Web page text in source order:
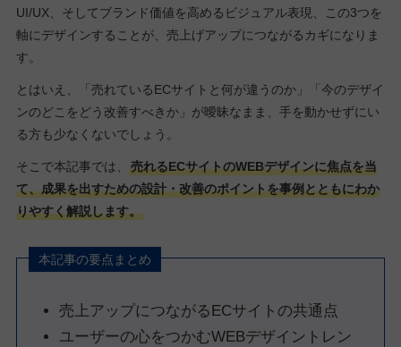
UI/UX、そしてブランド価値を高めるビジュアル表現、この3つを
軸にデザインすることが、売上げアップにつながるカギになりま
す。
とはいえ、「売れているECサイトと何が違うのか」「今のデザイ
ンのどこをどう改善すべきか」が曖昧なまま、手を動かせずにい
る方も少なくないでしょう。
そこで本記事では、
売れるECサイトのWEBデザインに焦点を当
て、成果を出すための設計・改善のポイントを事例とともにわか
りやすく解説します。
本記事の要点まとめ
売上アップにつながるECサイトの共通点
ユーザーの心をつかむWEBデザイントレン